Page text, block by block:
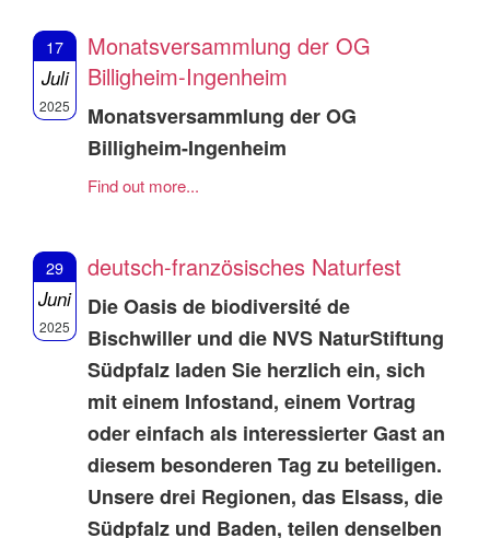
17
Juli
2025
Monatsversammlung der OG
Billigheim-Ingenheim
Monatsversammlung der OG
Billigheim-Ingenheim
Find out more...
29
Juni
2025
deutsch-französisches Naturfest
Die Oasis de biodiversité de
Bischwiller und die NVS NaturStiftung
Südpfalz laden Sie herzlich ein, sich
mit einem Infostand, einem Vortrag
oder einfach als interessierter Gast an
diesem besonderen Tag zu beteiligen.
Unsere drei Regionen, das Elsass, die
Südpfalz und Baden, teilen denselben